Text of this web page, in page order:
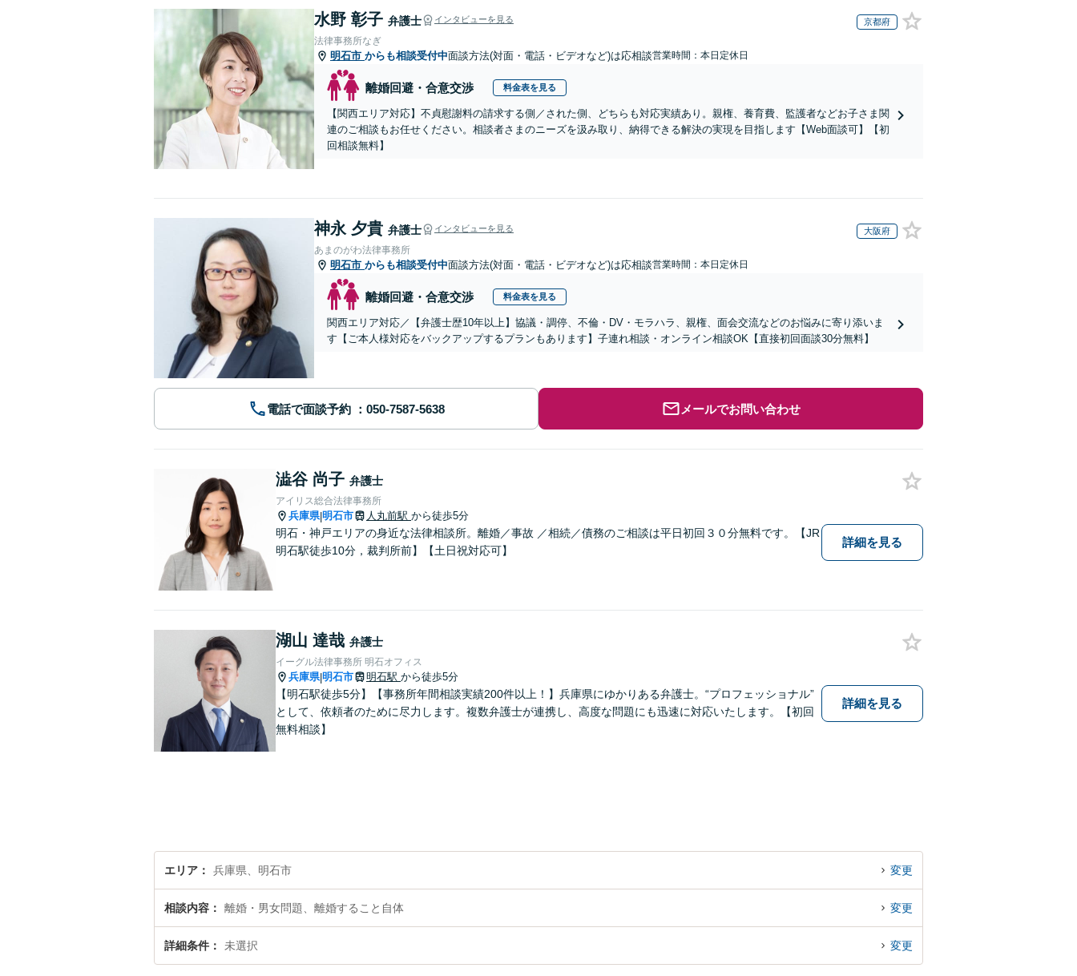
水野 彰子 弁護士 インタビューを見る 京都府
法律事務所なぎ
明石市 からも相談受付中面談方法(対面・電話・ビデオなど)は応相談営業時間：本日定休日
離婚回避・合意交渉 料金表を見る
【関西エリア対応】不貞慰謝料の請求する側／された側、どちらも対応実績あり。親権、養育費、監護者などお子さま関
連のご相談もお任せください。相談者さまのニーズを汲み取り、納得できる解決の実現を目指します【Web面談可】【初
回相談無料】
神永 夕貴 弁護士 インタビューを見る 大阪府
あまのがわ法律事務所
明石市 からも相談受付中面談方法(対面・電話・ビデオなど)は応相談営業時間：本日定休日
離婚回避・合意交渉 料金表を見る
関西エリア対応／【弁護士歴10年以上】協議・調停、不倫・DV・モラハラ、親権、面会交流などのお悩みに寄り添いま
す【ご本人様対応をバックアップするプランもあります】子連れ相談・オンライン相談OK【直接初回面談30分無料】
電話で面談予約 メールでお問い合わせ
澁谷 尚子 弁護士
アイリス総合法律事務所
兵庫県|明石市 人丸前駅 から徒歩5分
明石・神戸エリアの身近な法律相談所。離婚／事故 ／相続／債務のご相談は平日初回３０分無料です。【JR
明石駅徒歩10分，裁判所前】【土日祝対応可】
詳細を見る
湖山 達哉 弁護士
イーグル法律事務所 明石オフィス
兵庫県|明石市 明石駅 から徒歩5分
【明石駅徒歩5分】【事務所年間相談実績200件以上！】兵庫県にゆかりある弁護士。“プロフェッショナル”
として、依頼者のために尽力します。複数弁護士が連携し、高度な問題にも迅速に対応いたします。【初回
無料相談】
詳細を見る
エリア 兵庫県、明石市 変更
相談内容 離婚・男女問題、離婚すること自体 変更
詳細条件 未選択 変更